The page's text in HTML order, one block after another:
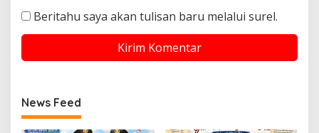
Beritahu saya akan tulisan baru melalui surel.
News Feed